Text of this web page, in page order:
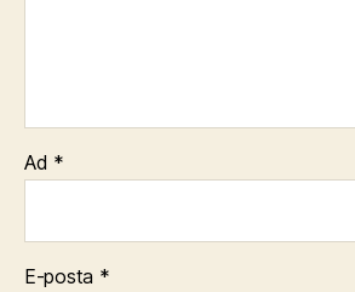
Ad *
E-posta *